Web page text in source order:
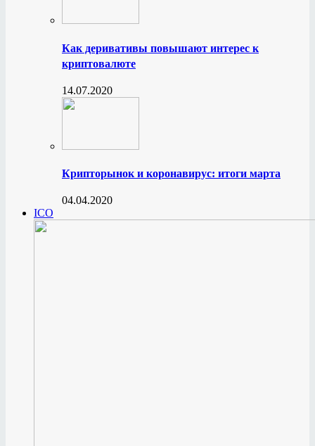
Как деривативы повышают интерес к
криптовалюте
14.07.2020
Крипторынок и коронавирус: итоги марта
04.04.2020
ICO